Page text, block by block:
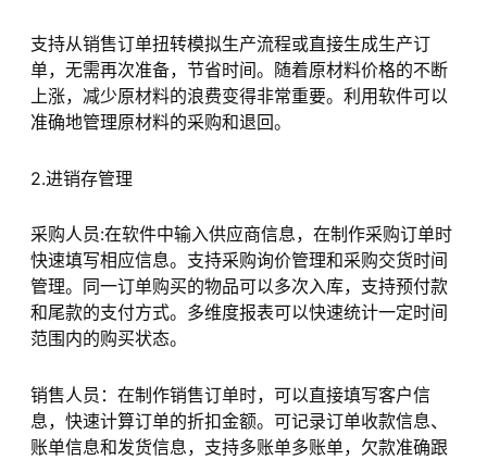
支持从销售订单扭转模拟生产流程或直接生成生产订
单，无需再次准备，节省时间。随着原材料价格的不断
上涨，减少原材料的浪费变得非常重要。利用软件可以
准确地管理原材料的采购和退回。
2.进销存管理
采购人员:在软件中输入供应商信息，在制作采购订单时
快速填写相应信息。支持采购询价管理和采购交货时间
管理。同一订单购买的物品可以多次入库，支持预付款
和尾款的支付方式。多维度报表可以快速统计一定时间
范围内的购买状态。
销售人员：在制作销售订单时，可以直接填写客户信
息，快速计算订单的折扣金额。可记录订单收款信息、
账单信息和发货信息，支持多账单多账单，欠款准确跟